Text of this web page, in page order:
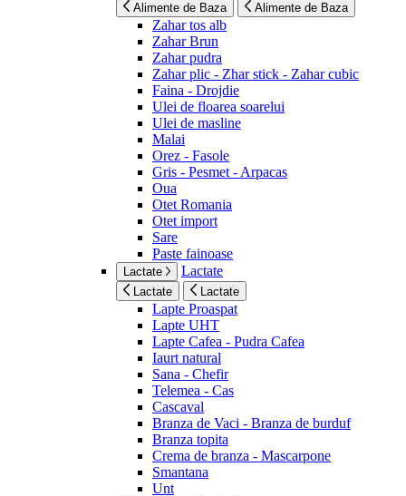
Alimente de Baza Alimente de Baza
Zahar tos alb
Zahar Brun
Zahar pudra
Zahar plic - Zhar stick - Zahar cubic
Faina - Drojdie
Ulei de floarea soarelui
Ulei de masline
Malai
Orez - Fasole
Gris - Pesmet - Arpacas
Oua
Otet Romania
Otet import
Sare
Paste fainoase
Lactate Lactate
Lactate Lactate
Lapte Proaspat
Lapte UHT
Lapte Cafea - Pudra Cafea
Iaurt natural
Sana - Chefir
Telemea - Cas
Cascaval
Branza de Vaci - Branza de burduf
Branza topita
Crema de branza - Mascarpone
Smantana
Unt